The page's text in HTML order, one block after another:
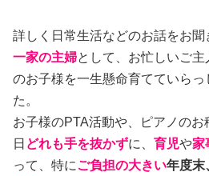
詳しく日常生活などのお話をお
一家の主婦として、お忙しいご
のお子様を一生懸命育てていら
た。
お子様のPTA活動や、ピアノの
日 どれも手を抜かずに、 育児や家
って、特にご負担の大きい年度末